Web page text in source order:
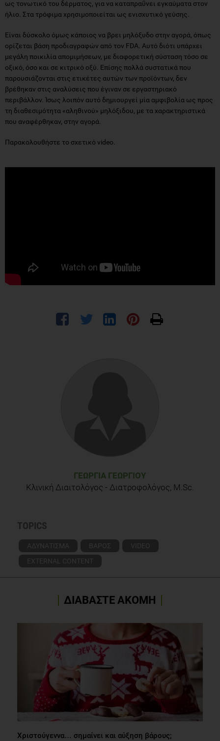
ως τονωτικό του δέρματος, για να καταπραΰνει εγκαύματα στον
ήλιο. Στα τρόφιμα χρησιμοποιείται ως ενισχυτικό γεύσης.
Είναι δύσκολο όμως κάποιος να βρει μηλόξυδο στην αγορά, όπως
ορίζεται βάση προδιαγραφών από τον FDA. Αυτό διότι υπάρχει
μεγάλη ποικιλία απομιμήσεων, με διαφορετική σύσταση τόσο σε
οξικό, όσο και σε κιτρικό οξύ. Επίσης πολλά συστατικά που
παρουσιάζονται στις ετικέτες αυτών των προϊόντων, δεν
βρέθηκαν στις αναλύσεις που έγιναν σε εργαστηριακό
περιβάλλον. Ίσως λοιπόν αυτό δημιουργεί μία αμφιβολία ως προς
τη διαθεσιμότητα «αληθινού» μηλόξιδου, με τα χαρακτηριστικά
που αναφέρθηκαν, στην αγορά.
Παρακολουθήστε το σχετικό video.
ΓΕΩΡΓΊΑ ΓΕΩΡΓΊΟΥ
Κλινική Διαιτολόγος - Διατροφολόγος, M.Sc.
TOPICS
ΑΔΥΝΑΤΙΣΜΑ ΒΑΡΟΣ
VIDEO
EXTERNAL CONTENT
ΔΙΑΒΑΣΤΕ ΑΚΟΜΗ
Χριστούγεννα… σημαίνει και αύξηση βάρους;